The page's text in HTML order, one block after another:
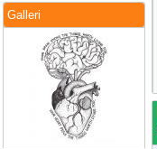
Galleri